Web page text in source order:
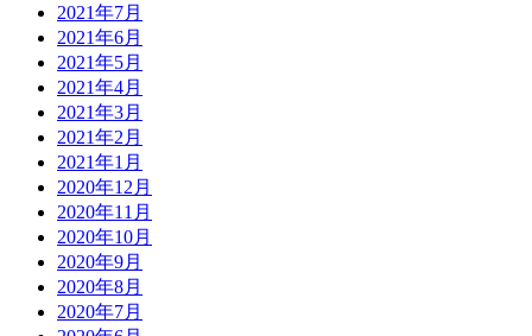
2021年7月
2021年6月
2021年5月
2021年4月
2021年3月
2021年2月
2021年1月
2020年12月
2020年11月
2020年10月
2020年9月
2020年8月
2020年7月